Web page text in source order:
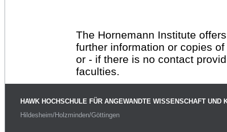
The Hornemann Institute
further information or copies
or - if there is no contact
faculties.
HAWK HOCHSCHULE FÜR ANGEWANDTE WISSENSCHAFT UND
Hildesheim/Holzminden/Göttingen